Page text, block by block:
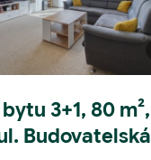
3+1, 80 m²,
Budovatelská